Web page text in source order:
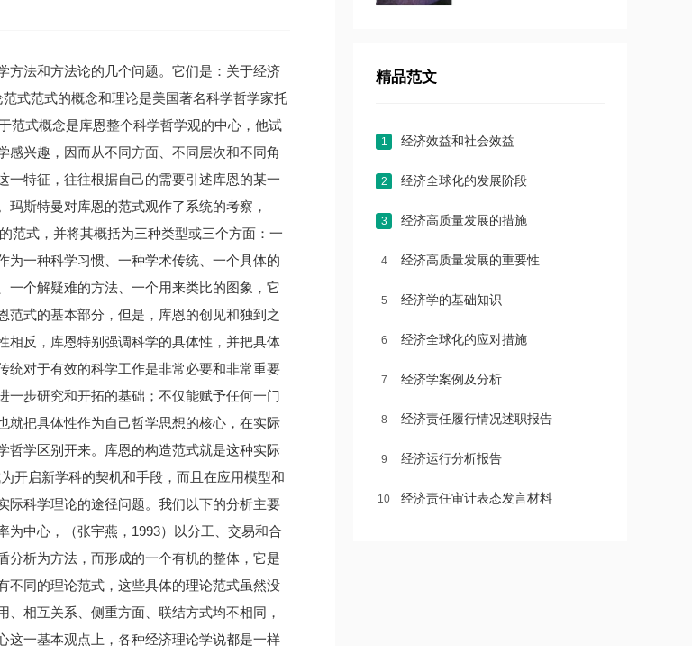
和一般性。其他3个案例均是似是而非的。例如，所谓“平行偏好”问题，在《什么是科斯理论？》中，伦尼德。哈威兹讲的是，由人们的偏好推出的无差异曲线是平行的（1995），而崔文却望文生义，将其说成是“人的偏好序均是‘平行偏好’”。再如，在委托－理论中，委托人处在团队之外，其作用在于打破预算平衡，而崔文却文不对题，将其置于团队之中，将委托人的败德问题作为团队的“纳什”均衡、帕累托最优和预算平衡三者不能同时实现以及单靠狭义的理性人假定不能为团队设计出最优激励机制的依据。崔文对“字典式偏好序”的理解也存在着同样的问题。可见，作者并未认真读懂自己所引用的著作，这就给人以貌似旁证博引，实则瞒天过海，借以唬人之嫌。2、实证分析和规范分析2－1，关于价值判断和事实判断实证分析和规范分析是经济方法论的一个重要方面，也是一个争论很大的问题。传统经济学一方面强调要进行实事求是的理论研究，另一方面又把价值判断摆在首要和核心的地位，从而使自己误入岐途，也是我们进一步讨论这个问题的原因。关于实证分析和规范分析的基本内容，马克。图尔曾经作过一个简明扼要而又全面详尽的对比分析，（1979）现抄列如下：实证是手段事实现实描述真或假精神的问题解释分析规范应该目的价值理想规定好或坏心灵的问题评价政策以上的对比分析，分别从语言形态、研究领域、内容性质、作用特征等方面对实证分析和规范分析作了界定和区分，这种界定和区分的中心和关键仍然是关于价值判断和事实判断在经济分析中的地位和作用问题，也是方法论争论的核心问题。什么是价值判断？价值判断是指对某种事实内容所作的“公正”或“不公正”、“合理”或“不合理”、“好”或“坏”、“好些”或“坏些”等的评价和预言。例如，我国现有的财产和收入分配状况是不公正或不合理的，通货膨胀比增长滑坡要好，5％的通货膨胀比5％失业要好些，等等。在日常生活中，特别是在政治生活中，价值判断占有重要地位，它是表达政治要求和行动纲领，进行宣传鼓动的不可缺少的和适当的语言工具，也是进行行为选择和政治选择的前提。什么是事实判断？事实判断是指对某种事实内容所作的“真实”或“虚假”、“正确”或“错误”、“原因”或“结果”、“形式”或“本质”的描述或解释，即事实是怎么回事，它现在怎样，将来会如何，以及为什么是这样而不是那样。在科学（包括经济学）研究中，占首要地位的是事实判断，它是进行科学研究和理论创造所要集中解决的基本问题。价值判断和事实判断是人们认识事物的行为和活动，二者之间有着一定的联系，因此，在经济理论研究中，既要着重于事实判断，又不能完全抛开价值判断，但是二者又是可以区别开来而且应当加以区别的。从认识逻辑来看，价值判断表达的是一个“应该是论述”，它仅仅是根据特定的价值标准作出的判断性评价和立埸取向。如某人认为现行的财产分配和收入分配是不公正和不合理的，它表明了判断者所持的不赞成的立埸。但是，它既不能排除别人对相同事实持相反的立埸，也不能提供可由其他主体进行事后检验的有关事实和信息，即不能提供为什么是不公正的，不包含与真理相联系的认识，因而既不需要、不可能证实或证伪，也不具有科学的解释能力和预言能力，人们只能接受它或拒斥它。相反，事实判断表达的是一个“是论述”，它包含了可由各个主体进行事后检验的有关事实和论断，因而需要和能够在经验上证实或证伪。不仅如此，价值判断也不能从事实判断中推导出来，即“个人不能从是中推出应该是”（马克。布劳格，1990）来。例如，财富分配和收入分配本身并不包含它是否公正的信息，即事实在逻辑上并不包含它的评价，公正与否的评价是判断者主观加上去的。因为，价值判断所依据的是道德标准，而事实判断所依据的是一个与道德原则无关的标准和规范。需要特别指出的是，在经济学研究中，事实判断除了包含有关社会经济生活过程的一般事实和论断以外，集中表现为效率判断。价值标准也可以、而且需要通过实证研究和事实判断来说明其正确与否，即需要进行效率再判断。在规范和实证、价值和事实相互关系的争论中，始终存在着互相对立的观点。一种观点认为，科学与价值判断无关，它只涉及对事实的客观描述，而不包含人们的主观评价（r.史密斯，1962），主张保持价值中立（马克斯。韦伯）；另一种观点认为，对于社会科学来说，价值判断具有不可或缺性（施莫勒），经济学的观点与所有的科学观点一样，都是充满价值的，（霍尔。卡杜里安，1980）其中，有人主张“隐含的价值观”，（维克里，1973）有人主张“明确的价值判断”（米尔达尔，1992）。其实，实证分析和规范分析也不是互斥的，而是互补的，事实判断和价值判断也各有其不同的作用。争论产生的原因在于，双方都忽视了价值判断产生的根源这一根本问题。由于这种忽视，主张保持价值中立的只强调了它的必要性，而没有找到实现它的可能性；反对价值中立的仅仅看到了社会科学研究中存在价值判断的事实，而没有深究它存在的基础。人们在自然科学中的一致不是由于摆脱了价值判断，而是由于价值判断的基本一致，在人类事务和社会科学中能否摆脱价值判断，就归结为人们能否取得经济利益的一致。现在，人们所能做到的是，把价值判断限制在适当的范围内，不使它变成一种普遍形式的东西（陶永谊）。至于什么是适当范围，仍然没有作出说明。这就需要作出进一步的界定和分析。指出价值判断和事实判断的区别和联系，强调事实判断在经济理论研究中的重要地位和作用，并不意味着在经济学研究的整个过程和全部活动中都不能有价值判断。恰恰相反，从方法论上来看，有的领域和有的方面需要进行价值判断，有的领域和有的方面可以而且应当保持价值自由。一般说来，在研究对象和认识目标的确定、研究方法和分析结果的选择等领域和方面，需要而且必须进行价值判断，因为，每个经济学家既可以根据个人兴趣和爱好进行选题，也可以根据政治、道德和信仰选择实际迫切需要解决的问题。在这里没有价值判断是不可想象的。但是，在科学研究的内容领域，在认识过程和理论形成过程当中，却不允许价值判断插足其间。如果在科学研究的内容领域借助于价值判断，就会使认识过程从一开始就引入信仰问题，这只能使认识过程发生扭曲，无法得出科学的结论。有人强调科学家的价值观和历史观，指出一些伟大的学者都具有鲜明的价值观和强烈的历史责任，但是没有说明这样的价值观和历史责任在他们的科学生涯中究竟起了什么作用。如果仔细加以考察，这样的价值观和历史观对他们选择科学课题、坚持科学探索起了重要作用，但对其科学认识和理论创造过程本身则直接起不了什么积极作用，他们正是在抛开了价值判断而专注于事实判断的情况下，才作出了自己的科学创造。因此，在经济科学的理论研究中，在获取信息和认识客观事物内在联系的范围内，保持价值自由前提，避免进行价值判断是必要的和可能的，至少这一区分有助于我们做到这一点。然而，在传统经济学的研究中，人们不仅认为价值判断和事实判断是不可区分、无法区分、也不必区分的，而且过分注重和偏爱价值判断，往往使事实判断服从于价值判断；不仅在研究对象和认识目标确定以及分析结果选择等领域强调价值判断，而且把在研究内容领域和认识过程当中保持价值自由前提称之为资产阶级社会科学的遮羞布。这就使得经济科学的理论研究工作深深陷入自己设置的陷井之中。例如，对于很多重要的经济理论和实践问题，象市埸机制问题、经济周期问题、通货膨胀问题、失业问题、经济危机问题，等等，首先要看看它是姓“社”还是姓“资”，然后才决定如何对它进行描述和分析。如果是姓“资”，即使是社会主义经济运行和发展中反复出现的问题，也可以而且必须否认它的存在；即使不得已而承认它的存在，也要将其统统斥之为资本主义残余，或者在共同的地方寻找出与资本主义的区别来，或者用不同的概念去概括和描述完全相同的事物，于是就出现了商品经济的“外壳”论，找不到工作的“待业”说，同志式的“竞赛”观等。这样，不是把一系列重大的经济理论问题排除在社会主义经济学的视野之外，就是对其作了歪曲的描述。至于在这种扭曲的理论指导下，制定和实施了错误的经济政策，及其造成的不良的甚至是严重的后果，更是进一步从反面证明了，把价值判断带入认识形成和理论创造过程之中的可悲之处。不仅如此，由于在理论形成过程之中渗入了价值判断，对一些重大经济问题的分析，如对当前经济运行总量态势和经济形势，不是根据经验现实进行实事求是地归纳概括和理论抽象，而是根据各自的政治需要，选取不同的材料，作出不同的结论，甚至要先看看气候，摸摸风向，然后投其所好。这不仅大大阻碍了经济理论研究工作的深入和发展，使得经济理论研究始终难以摆脱解释现行经济政策的俗套，而且使一部分经济理论工作者走上了“奏折经济学”的道路，败坏了经济学和经济学家的声誉。其结果是，经济学难以摆脱作为政治附庸和跟班的角色，甚至有被窒息的危险。近几年来，大家都承认在经济问题的研究中缺乏共同语言，这不仅是由于对很多概念的理解和使用存在着混乱，而且主要是由于价值判断渗入经济研究过程的结果。在传统经济学的研究中，人们往往从政治经济学的阶级性和实践目的出发，反对在科学认识的内容领域和理论创造的过程当中保持价值自由前提。这是由于在一系列问题上存在着很多混乱。为了在经济理论研究中能够更好地处理规范和实证、价值和事实的关系，有必要加以明确和区分。第一，经济理论的构建和经济理论的可接受性。这是两个不同的概念和问题。前者是个认识论的概念，所要解决的是理论的客观性和真理性的问题，它取决于理论把握经验现实的情况，即取决于经济理论对于经济生活现实的解释能力和预言能力，或者说，取决于经济理论对于经济现实的规范力量和改造力量。后者是一个文化 精品范文
1 经济效益和社会效益
2 经济全球化的发展阶段
3 经济高质量发展的措施
4 经济高质量发展的重要性
5 经济学的基础知识
6 经济全球化的应对措施
7 经济学案例及分析
8 经济责任履行情况述职报告
9 经济运行分析报告
10 经济责任审计表态发言材料